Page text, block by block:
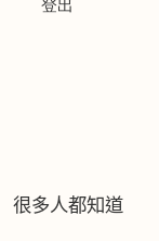
登出
很多人都知道